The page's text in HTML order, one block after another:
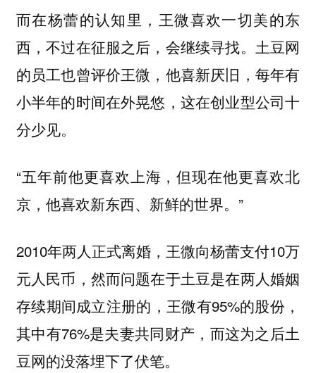
而在杨蕾的认知里，王微喜欢一切美的东
西，不过在征服之后，会继续寻找。 土豆网
的员工也曾评价王微，他喜新厌旧，每年有
小半年的时间在外晃悠，这在创业型公司十
分少见。
“五年前他更喜欢上海，但现在他更喜欢北
京，他喜欢新东西、新鲜的世界。”
2010年两人正式离婚，王微向杨蕾支付10万
元人民币，然而问题在于土豆是在两人婚姻
存续期间成立注册的，王微有95%的股份，
其中有76%是夫妻共同财产，而这为之后土
豆网的没落埋下了伏笔。